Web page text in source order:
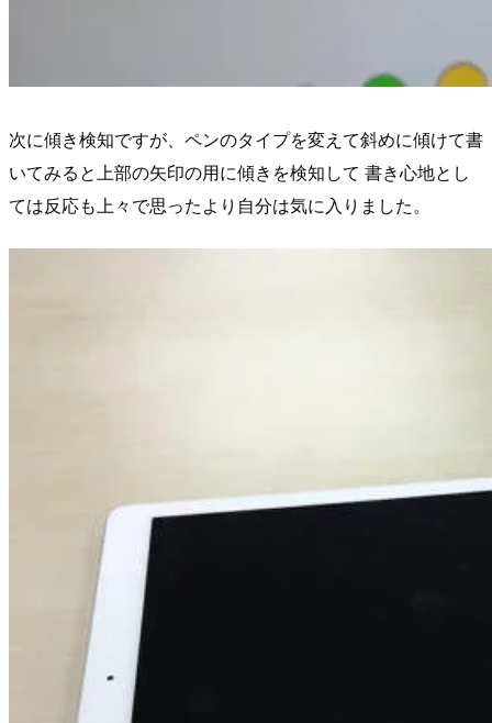
次に傾き検知ですが、ペンのタイプを変えて斜めに傾けて書
いてみると上部の矢印の用に傾きを検知して 書き心地とし
ては反応も上々で思ったより自分は気に入りました。